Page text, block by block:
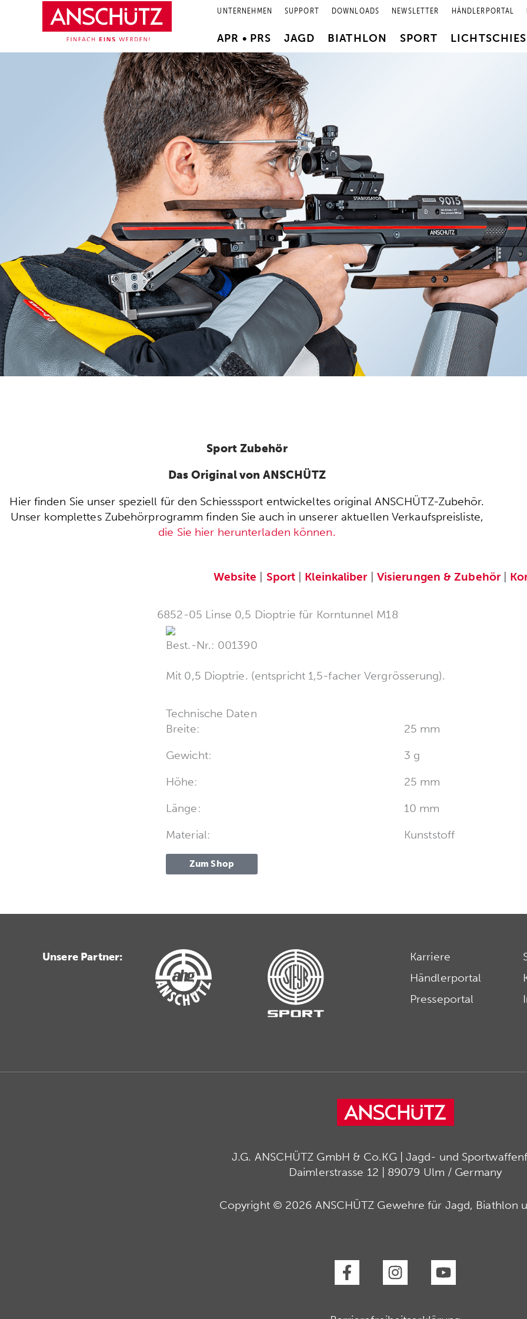
UNTERNEHMEN SUPPORT DOWNLOADS NEWSLETTER HÄNDLERPORTAL
APR • PRS JAGD BIATHLON SPORT
Sport Zubehör
Das Original von ANSCHÜTZ
Hier finden Sie unser speziell für den Schiesssport entwickeltes original ANSCHÜTZ-Zubehör.
Unser komplettes Zubehörprogramm finden Sie auch in unserer aktuellen Verkaufspreisliste,
die Sie hier herunterladen können.
Website Sport Kleinkaliber| Visierungen & Zubehör|
6852-05 Linse 0,5 Dioptrie für Korntunnel M18
Best.-Nr.: 001390
Mit 0,5 Dioptrie. (entspricht 1,5-facher Vergrösserung).
Technische Daten
Breite:
25 mm
Gewicht:
3 g
Höhe:
25 mm
Länge:
10 mm
Material:
Kunststoff
Zum Shop
Unsere Partner:
Karriere
Händlerportal
Presseportal
J.G. ANSCHÜTZ GmbH & Co.KG | Jagd- und
Daimlerstrasse 12 | 89079 Ulm / Germany
Copyright © 2026 ANSCHÜTZ Gewehre für Jagd, Biathlon